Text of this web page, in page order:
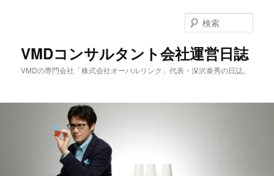
VMDコンサルタント会社運営日誌
VMDの専門会社「株式会社オーバルリンク」代表・深沢泰秀の日誌。
索